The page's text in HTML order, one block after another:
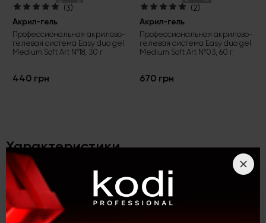
(3)
Акрил-гель
Профессиональная акрилово-
гелевая система Easy duo gel
Medium Soft Art №18, 30 г
440 грн
(2)
Акрил-гель
Профессиональная акрилово-
гелевая система Easy duo gel
Medium Soft Art №03, 60 г
670 грн
Характеристики
Профессиональная акрилово-гелевая система Easy duo
gel Medium Soft Art №10, 30 г
Вид товара